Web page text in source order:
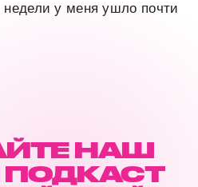
у меня ушло почти
НАШ